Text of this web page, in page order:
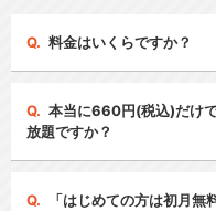
料金はいくらですか？
本当に660円(税込)だけ
放題ですか？
「はじめての方は初月無